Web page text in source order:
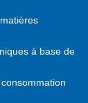
à base de